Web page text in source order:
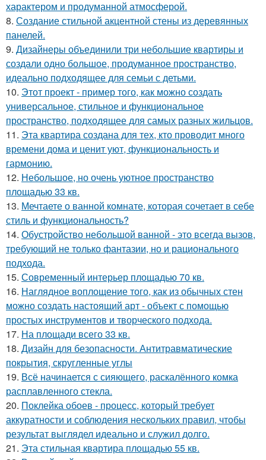
характером и продуманной атмосферой.
8. Создание стильной акцентной стены из деревянных
панелей.
9. Дизайнеры объединили три небольшие квартиры и
создали одно большое, продуманное пространство,
идеально подходящее для семьи с детьми.
10. Этот проект - пример того, как можно создать
универсальное, стильное и функциональное
пространство, подходящее для самых разных жильцов.
11. Эта квартира создана для тех, кто проводит много
времени дома и ценит уют, функциональность и
гармонию.
12. Небольшое, но очень уютное пространство
площадью 33 кв.
13. Мечтаете о ванной комнате, которая сочетает в себе
стиль и функциональность?
14. Обустройство небольшой ванной - это всегда вызов,
требующий не только фантазии, но и рационального
подхода.
15. Современный интерьер площадью 70 кв.
16. Наглядное воплощение того, как из обычных стен
можно создать настоящий арт - объект с помощью
простых инструментов и творческого подхода.
17. На площади всего 33 кв.
18. Дизайн для безопасности. Антитравматические
покрытия, скругленные углы
19. Всё начинается с сияющего, раскалённого комка
расплавленного стекла.
20. Поклейка обоев - процесс, который требует
аккуратности и соблюдения нескольких правил, чтобы
результат выглядел идеально и служил долго.
21. Эта стильная квартира площадью 55 кв.